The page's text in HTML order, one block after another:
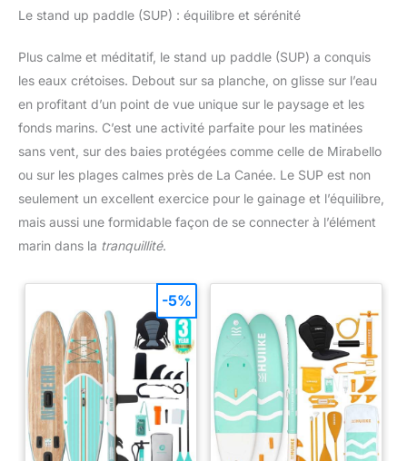
Le stand up paddle (SUP) : équilibre et sérénité
Plus calme et méditatif, le stand up paddle (SUP) a conquis
les eaux crétoises. Debout sur sa planche, on glisse sur l’eau
en profitant d’un point de vue unique sur le paysage et les
fonds marins. C’est une activité parfaite pour les matinées
sans vent, sur des baies protégées comme celle de Mirabello
ou sur les plages calmes près de La Canée. Le SUP est non
seulement un excellent exercice pour le gainage et l’équilibre,
mais aussi une formidable façon de se connecter à l’élément
marin dans la tranquillité.
-5%